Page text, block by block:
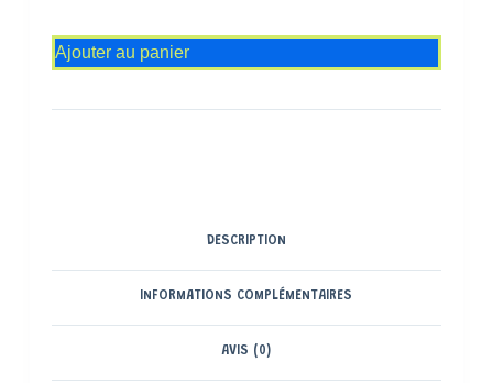
Ajouter au panier
DESCRIPTION
INFORMATIONS COMPLÉMENTAIRES
AVIS (0)